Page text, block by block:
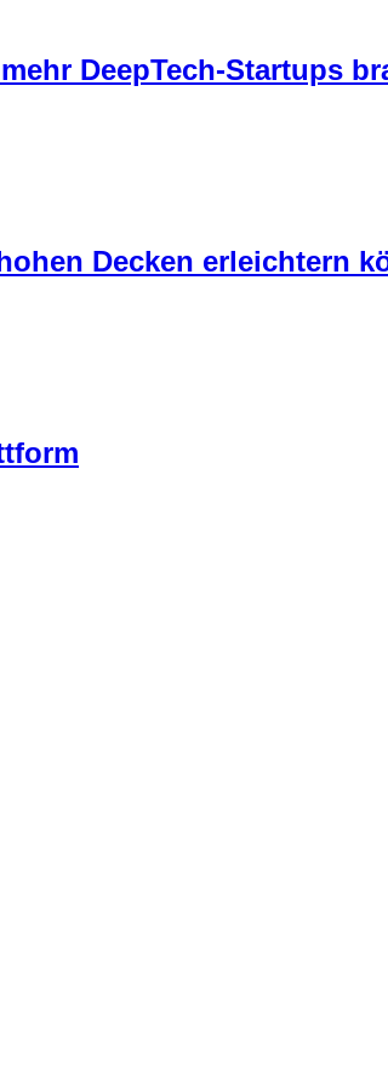
DeepTech-Startups
Decken erleichtern